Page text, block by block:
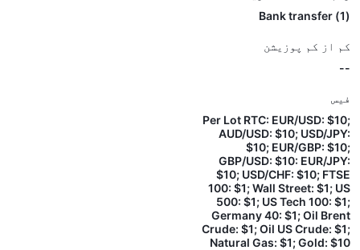
(1) Bank transfer
کم از کم پوزیشن
--
فیس
Per Lot RTC: EUR/USD: $10;
AUD/USD: $10; USD/JPY:
$10; EUR/GBP: $10;
GBP/USD: $10: EUR/JPY:
$10; USD/CHF: $10; FTSE
100: $1; Wall Street: $1; US
500: $1; US Tech 100: $1;
Germany 40: $1; Oil Brent
Crude: $1; Oil US Crude: $1;
Natural Gas: $1; Gold: $10